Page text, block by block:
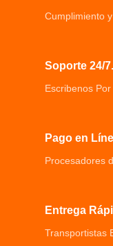
Cumplimiento
Soporte 24/7.
Escribenos
Pago en
Procesadores
Entrega
Transportistas